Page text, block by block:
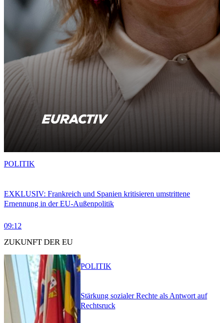
EXKLUSIV: Frankreich und Spanien kritisieren umstrittene
Ernennung in der EU-Außenpolitik
09:12
POLITIK
ZUKUNFT DER EU
Stärkung sozialer Rechte als Antwort auf
Rechtsruck
POLITIK